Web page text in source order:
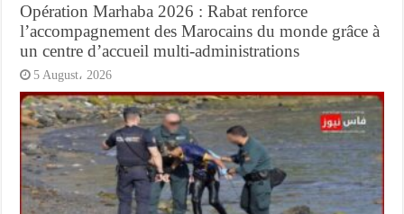
Opération Marhaba 2026 : Rabat renforce
l’accompagnement des Marocains du monde grâce à
un centre d’accueil multi-administrations
5 August، 2026